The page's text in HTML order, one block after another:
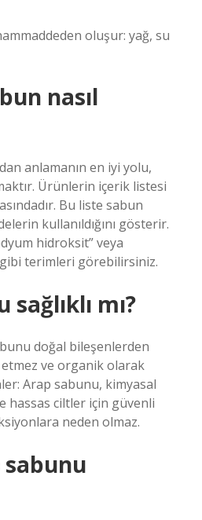
oluşur: yağ, su
nasıl
anlamanın en iyi yolu,
Ürünlerin içerik listesi
Bu liste sabun
kullanıldığını gösterir.
hidroksit” veya
terimleri görebilirsiniz.
mı?
doğal bileşenlerden
etmez ve organik olarak
Arap sabunu, kimyasal
hassas ciltler için güvenli
neden olmaz.